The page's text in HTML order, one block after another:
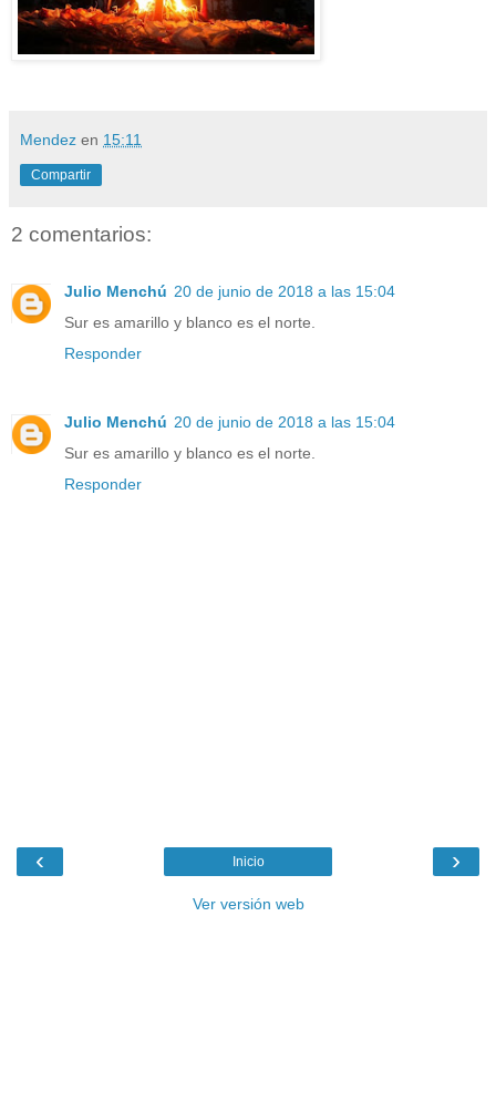
Mendez en 15:11
Compartir
2 comentarios:
Julio Menchú 20 de junio de 2018 a las 15:04
Sur es amarillo y blanco es el norte.
Responder
Julio Menchú 20 de junio de 2018 a las 15:04
Sur es amarillo y blanco es el norte.
Responder
‹ ›
Inicio
Ver versión web